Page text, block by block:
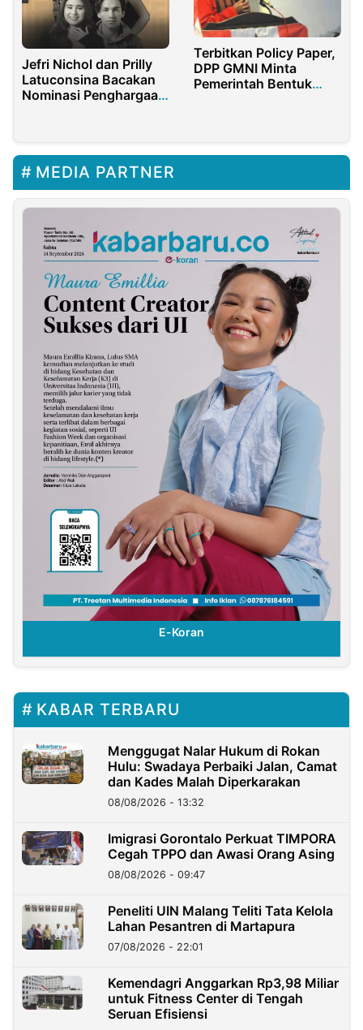
Jefri Nichol dan Prilly
Latuconsina Bacakan
Nominasi Penghargaan
Terbitkan Policy Paper,
DPP GMNI Minta
Pemerintah Bentuk
MEDIA PARTNER
E-Koran
KABAR TERBARU
Menggugat Nalar Hukum di Rokan
Hulu: Swadaya Perbaiki Jalan, Camat
dan Kades Malah Diperkarakan
08/08/2026 - 13:32
Imigrasi Gorontalo Perkuat TIMPORA
Cegah TPPO dan Awasi Orang Asing
08/08/2026 - 09:47
Peneliti UIN Malang Teliti Tata Kelola
Lahan Pesantren di Martapura
07/08/2026 - 22:01
Kemendagri Anggarkan Rp3,98 Miliar
untuk Fitness Center di Tengah
Seruan Efisiensi